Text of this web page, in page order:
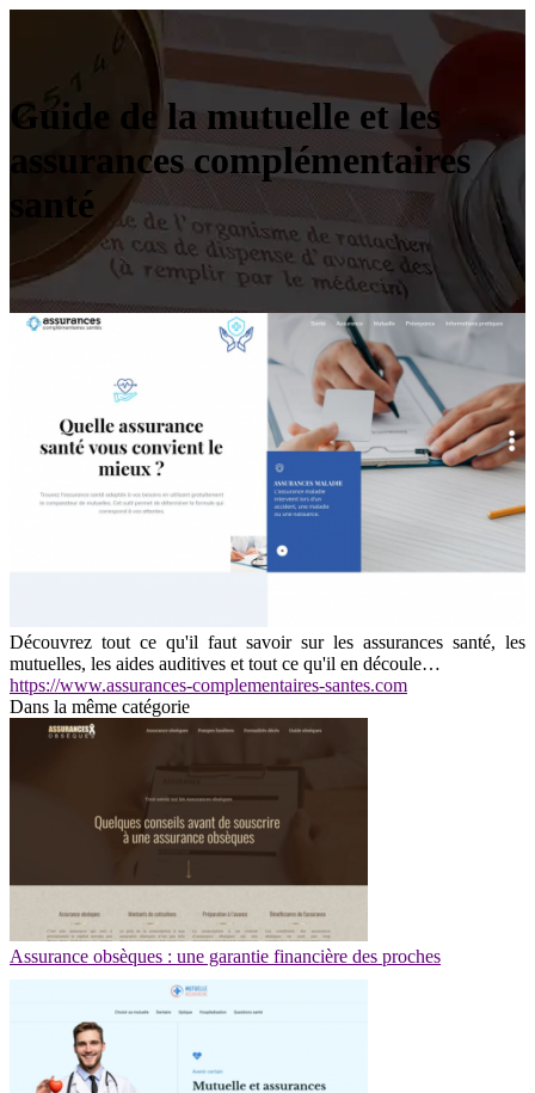
Guide de la mutuelle et les
assurances complémentaires
santé
Découvrez tout ce qu'il faut savoir sur les assurances santé, les
mutuelles, les aides auditives et tout ce qu'il en découle…
https://www.assurances-complementaires-santes.com
Dans la même catégorie
Assurance obsèques : une garantie financière des proches